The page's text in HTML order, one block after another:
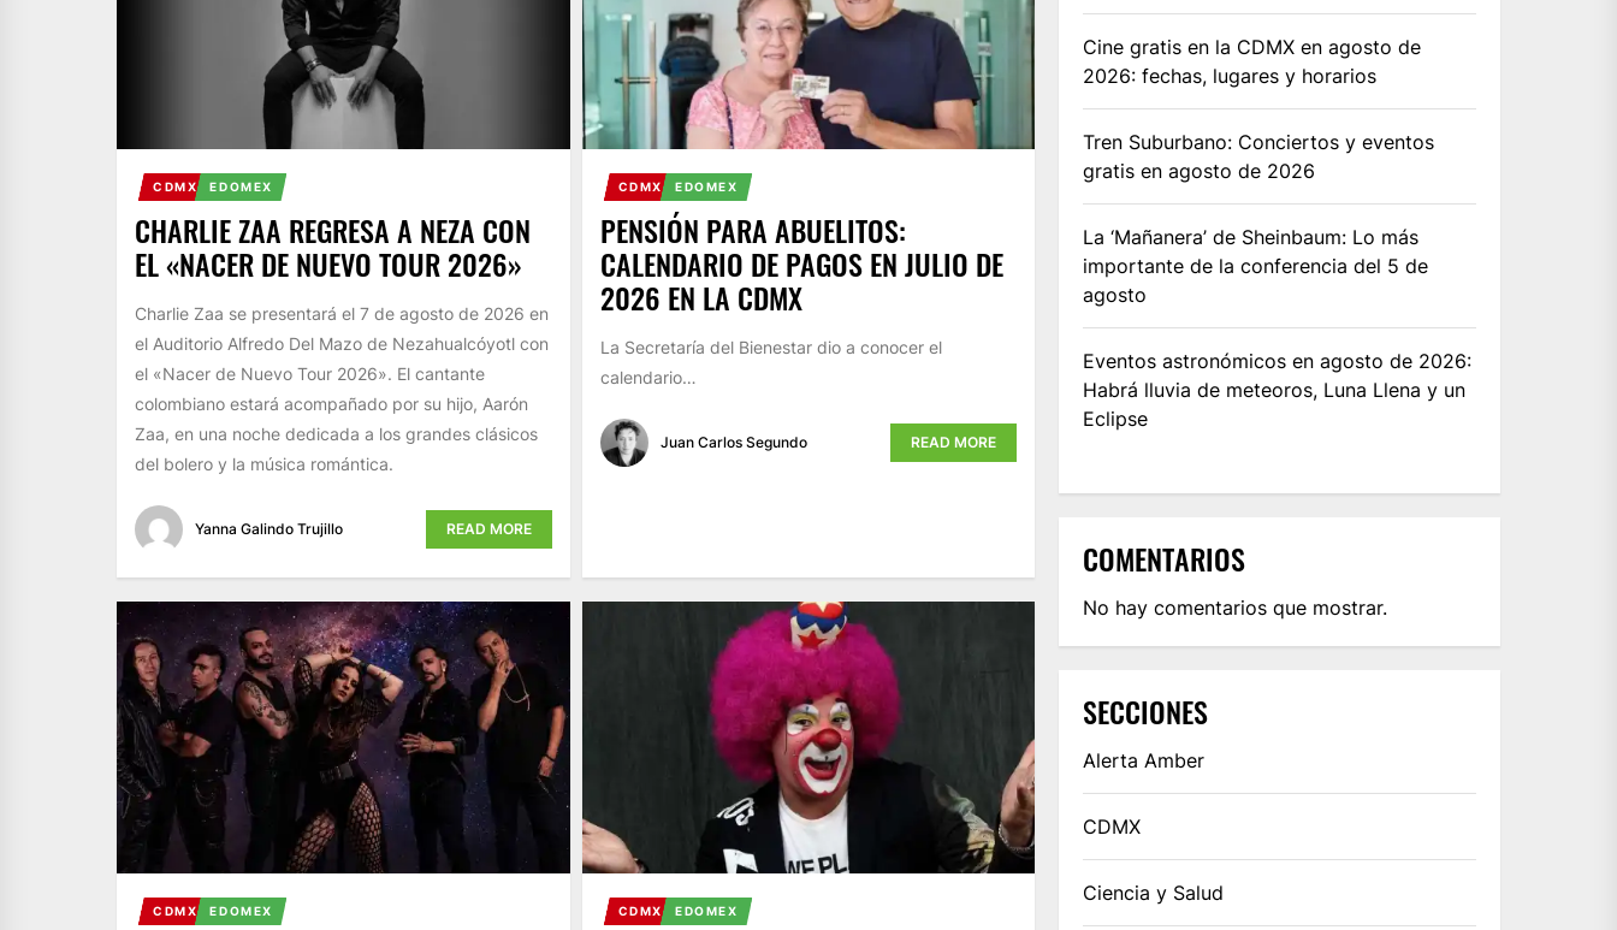
CDMX EDOMEX
CHARLIE ZAA REGRESA A NEZA CON
EL «NACER DE NUEVO TOUR 2026»
Charlie Zaa se presentará el 7 de agosto de 2026 en
el Auditorio Alfredo Del Mazo de Nezahualcóyotl con
el «Nacer de Nuevo Tour 2026». El cantante
colombiano estará acompañado por su hijo, Aarón
Zaa, en una noche dedicada a los grandes clásicos
del bolero y la música romántica.
Yanna Galindo Trujillo READ MORE
CDMX EDOMEX
PENSIÓN PARA ABUELITOS:
CALENDARIO DE PAGOS EN JULIO DE
2026 EN LA CDMX
La Secretaría del Bienestar dio a conocer el
calendario…
Juan Carlos Segundo READ MORE
CDMX EDOMEX CDMX EDOMEX
Cine gratis en la CDMX en agosto de
2026: fechas, lugares y horarios
Tren Suburbano: Conciertos y eventos
gratis en agosto de 2026
La ‘Mañanera’ de Sheinbaum: Lo más
importante de la conferencia del 5 de
agosto
Eventos astronómicos en agosto de 2026:
Habrá lluvia de meteoros, Luna Llena y un
Eclipse
COMENTARIOS
No hay comentarios que mostrar.
SECCIONES
Alerta Amber
CDMX
Ciencia y Salud